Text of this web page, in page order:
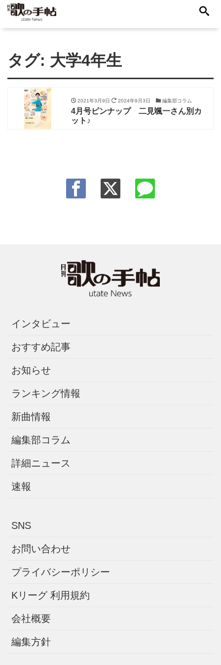
タグ: 大学4年生
2021年3月9日 2024年9月3日 編集部コラム
4月号ピンナップ 二見颯一さん別カ
ット♪
インタビュー
おすすめ記事
お知らせ
ランキング情報
新曲情報
編集部コラム
詳細ニュース
速報
SNS
お問い合わせ
プライバシーポリシー
Kリーグ 利用規約
会社概要
編集方針